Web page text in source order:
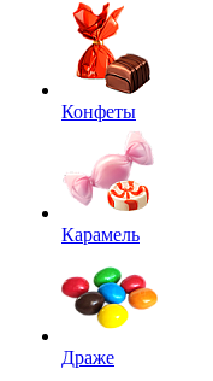
Конфеты
Карамель
Драже